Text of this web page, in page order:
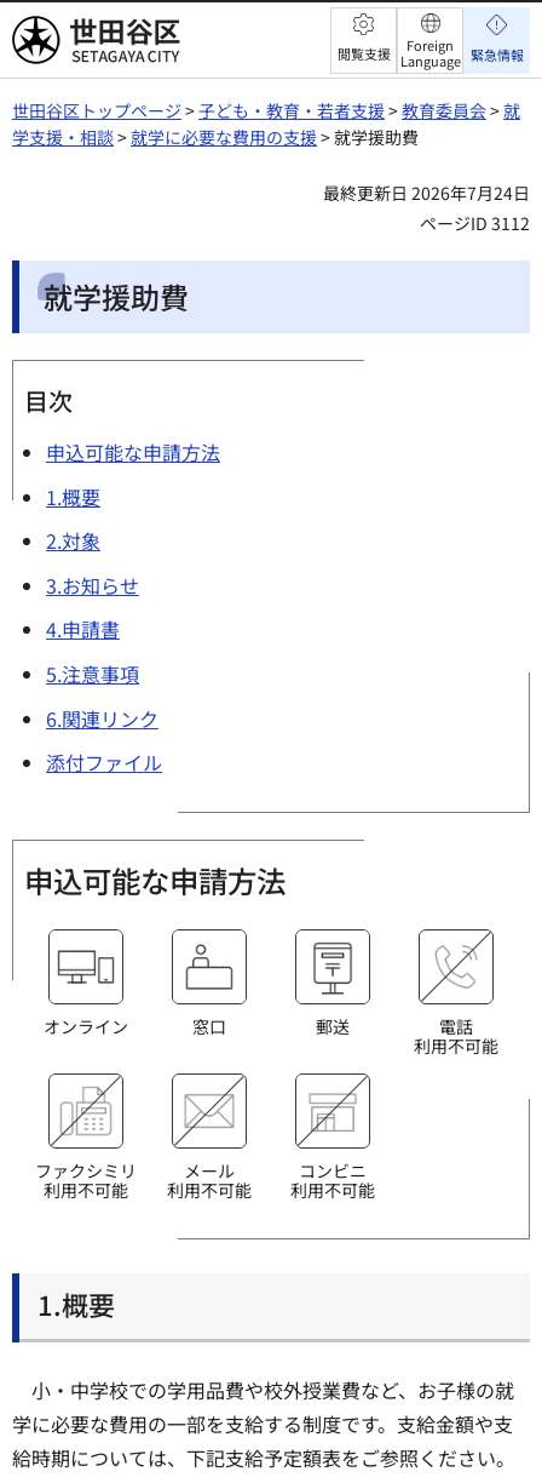
世田谷区 閲覧支援
Foreign
Language 緊急情報
世田谷区トップページ >子ども・教育・若者支援>教育委員会>就
学支援・相談>就学に必要な費用の支援> 就学援助費
最終更新日 2026年7月24日
ページID 3112
就学援助費
目次
申込可能な申請方法
1.概要
2.対象
3.お知らせ
4.申請書
5.注意事項
6.関連リンク
添付ファイル
申込可能な申請方法
オンライン 窓口 郵送
電話
利用不可能
ファクシミリ
利用不可能
メール
利用不可能
コンビニ
利用不可能
1.概要
小・中学校での学用品費や校外授業費など、お子様の就
学に必要な費用の一部を支給する制度です。支給金額や支
給時期については、下記支給予定額表をご参照ください。